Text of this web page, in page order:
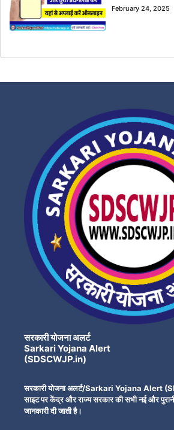
February 24, 2025
सरकारी योजना अलर्ट
Sarkari Yojana Alert
(SDSCWJP.in)
सरकारी योजना अलर्ट/Sarkari Yojana Alert
साइट पर केंद्र और राज्य सरकार की सभी नई और
जानकारी दी जाती है।